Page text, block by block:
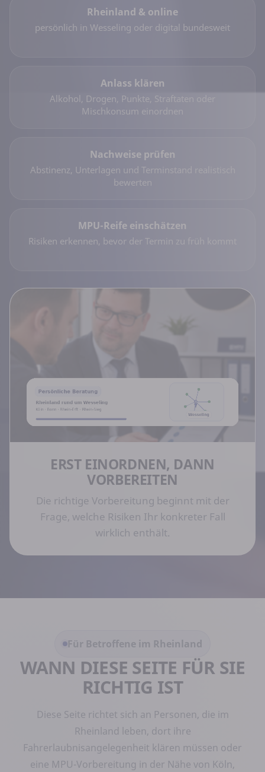
Rheinland & online
persönlich in Wesseling oder digital bundesweit
Anlass klären
Alkohol, Drogen, Punkte, Straftaten oder
Mischkonsum einordnen
Nachweise prüfen
Abstinenz, Unterlagen und Terminstand realistisch
bewerten
MPU-Reife einschätzen
Risiken erkennen, bevor der Termin zu früh kommt
ERST EINORDNEN, DANN
VORBEREITEN
Die richtige Vorbereitung beginnt mit der
Frage, welche Risiken Ihr konkreter Fall
wirklich enthält.
Für Betroffene im Rheinland
WANN DIESE SEITE FÜR SIE
RICHTIG IST
Diese Seite richtet sich an Personen, die im
Rheinland leben, dort ihre
Fahrerlaubnisangelegenheit klären müssen oder
eine MPU-Vorbereitung in der Nähe von Köln,